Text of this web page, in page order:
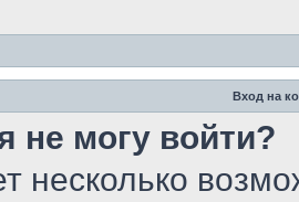
Вход на
не могу войти?
несколько